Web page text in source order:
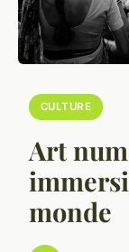
CULTURE
Art
monde